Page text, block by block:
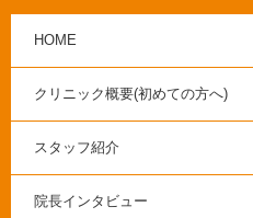
HOME
クリニック概要(初めての方へ)
スタッフ紹介
院長インタビュー